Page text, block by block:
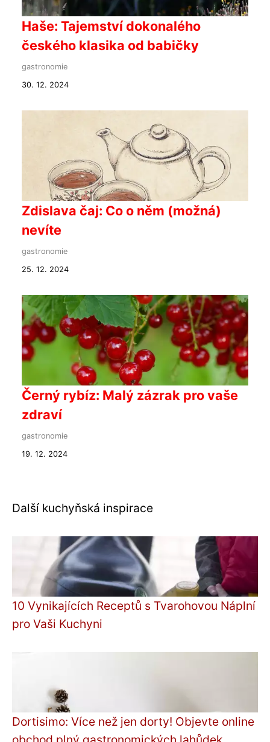
Haše: Tajemství dokonalého
českého klasika od babičky
gastronomie
30. 12. 2024
Zdislava čaj: Co o něm (možná)
nevíte
gastronomie
25. 12. 2024
Černý rybíz: Malý zázrak pro vaše
zdraví
gastronomie
19. 12. 2024
Další kuchyňská inspirace
10 Vynikajících Receptů s Tvarohovou Náplní
pro Vaši Kuchyni
Dortisimo: Více než jen dorty! Objevte online